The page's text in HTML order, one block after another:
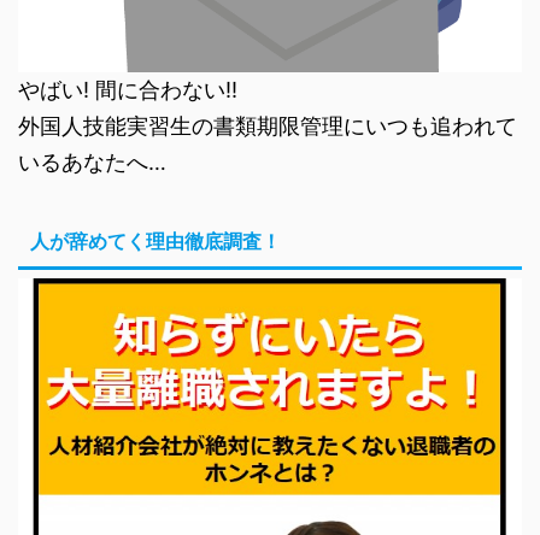
やばい! 間に合わない!!
外国人技能実習生の書類期限管理にいつも追われて
いるあなたへ…
人が辞めてく理由徹底調査！